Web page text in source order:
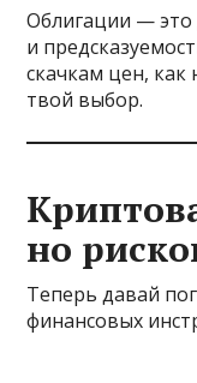
Облигации — это
и
скачкам цен,
твой выбор.
но
Теперь давай
финансовых